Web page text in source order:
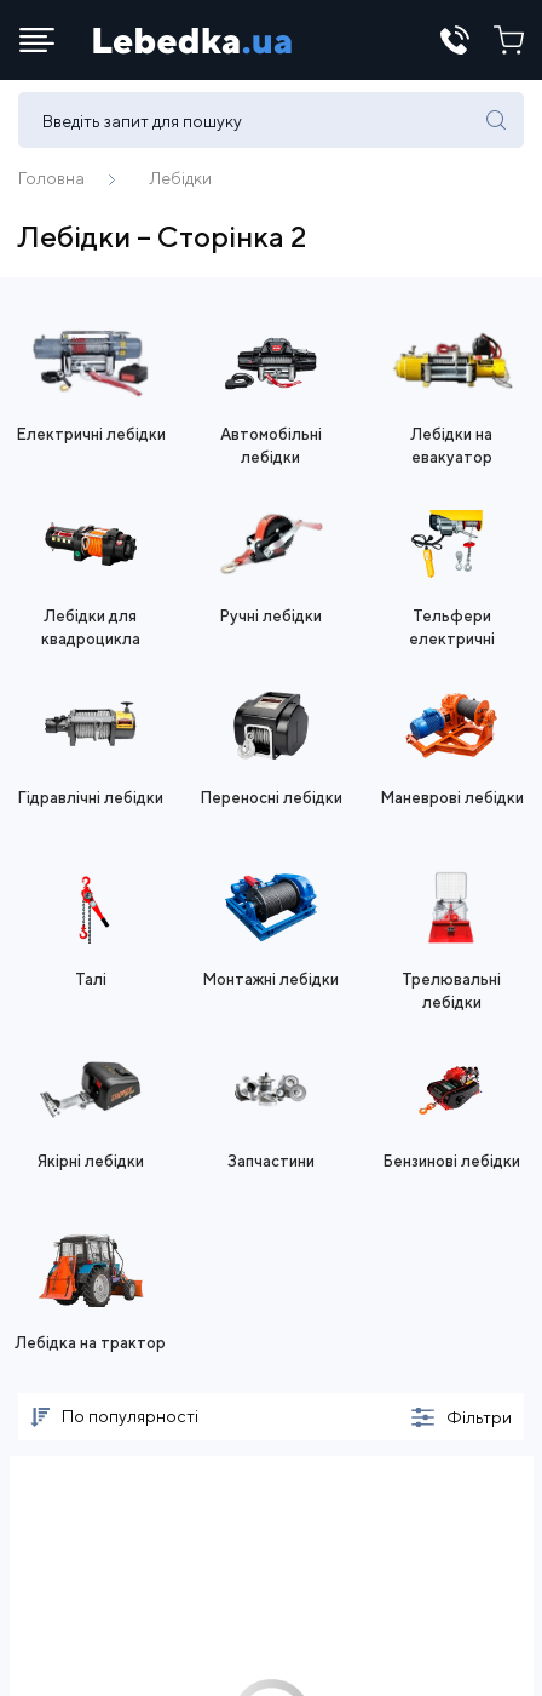
Телефони:
(067) 430 82-15
Головна Лебідки
Лебідки – Сторінка 2
Електричні лебідки
Автомобільні
лебідки
Лебідки на
евакуатор
Лебідки для
квадроцикла
Ручні лебідки
Тельфери
електричні
Гідравлічні лебідки Переносні лебідки Маневрові лебідки
Талі Монтажні лебідки
Трелювальні
лебідки
Якірні лебідки Запчастини Бензинові лебідки
Лебідка на трактор
По популярності Фільтри